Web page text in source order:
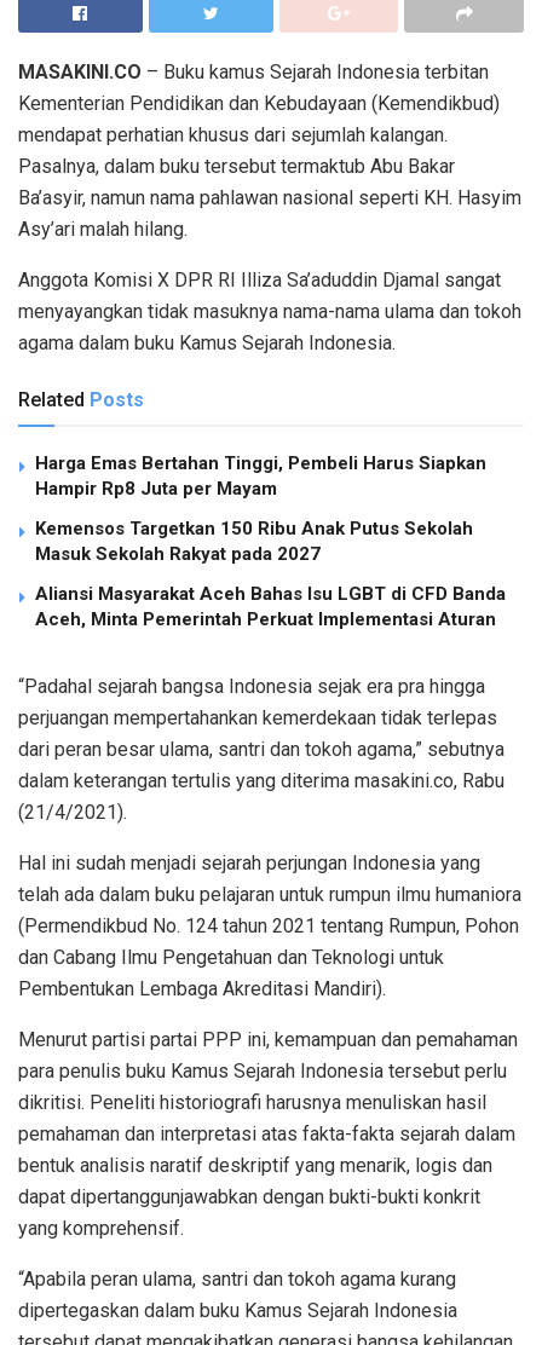
MASAKINI.CO – Buku kamus Sejarah Indonesia terbitan
Kementerian Pendidikan dan Kebudayaan (Kemendikbud)
mendapat perhatian khusus dari sejumlah kalangan.
Pasalnya, dalam buku tersebut termaktub Abu Bakar
Ba’asyir, namun nama pahlawan nasional seperti KH. Hasyim
Asy’ari malah hilang.
Anggota Komisi X DPR RI Illiza Sa’aduddin Djamal sangat
menyayangkan tidak masuknya nama-nama ulama dan tokoh
agama dalam buku Kamus Sejarah Indonesia.
Related Posts
Harga Emas Bertahan Tinggi, Pembeli Harus Siapkan
Hampir Rp8 Juta per Mayam
Kemensos Targetkan 150 Ribu Anak Putus Sekolah
Masuk Sekolah Rakyat pada 2027
Aliansi Masyarakat Aceh Bahas Isu LGBT di CFD Banda
Aceh, Minta Pemerintah Perkuat Implementasi Aturan
“Padahal sejarah bangsa Indonesia sejak era pra hingga
perjuangan mempertahankan kemerdekaan tidak terlepas
dari peran besar ulama, santri dan tokoh agama,” sebutnya
dalam keterangan tertulis yang diterima masakini.co, Rabu
(21/4/2021).
Hal ini sudah menjadi sejarah perjungan Indonesia yang
telah ada dalam buku pelajaran untuk rumpun ilmu humaniora
(Permendikbud No. 124 tahun 2021 tentang Rumpun, Pohon
dan Cabang Ilmu Pengetahuan dan Teknologi untuk
Pembentukan Lembaga Akreditasi Mandiri).
Menurut partisi partai PPP ini, kemampuan dan pemahaman
para penulis buku Kamus Sejarah Indonesia tersebut perlu
dikritisi. Peneliti historiografi harusnya menuliskan hasil
pemahaman dan interpretasi atas fakta-fakta sejarah dalam
bentuk analisis naratif deskriptif yang menarik, logis dan
dapat dipertanggunjawabkan dengan bukti-bukti konkrit
yang komprehensif.
“Apabila peran ulama, santri dan tokoh agama kurang
dipertegaskan dalam buku Kamus Sejarah Indonesia